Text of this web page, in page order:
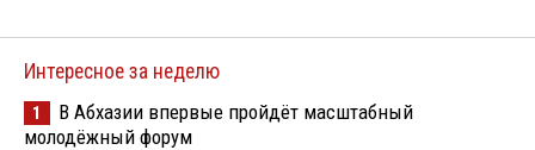
Интересное за неделю
1
В Абхазии впервые пройдёт масштабный
молодёжный форум